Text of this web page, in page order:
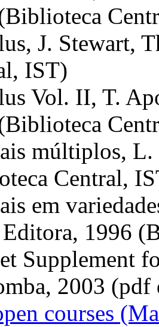
J. Stewart,
IST)
Vol. II, T.
múltiplos, L.
Central,
em
1996
Supplement
2003
courses